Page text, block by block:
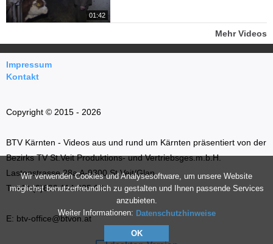
Wir verwenden Cookies und Analysesoftware, um unsere Website
möglichst benutzerfreundlich zu gestalten und Ihnen passende Services
anzubieten.
Weiter Informationen: Datenschutzhinweise
OK
01:42
Mehr Videos
Impressum
Kontakt
Copyright © 2015 - 2026
BTV Kärnten - Videos aus und rund um Kärnten präsentiert von der
Bezirks TV St.Veit Produktions- und Vertriebsges.m.b.H.
Lastenstrasse 28a A-9300 St.Veit/Glan
T: +43 (0)699 114 035 66
E: btv-office@btvon.at